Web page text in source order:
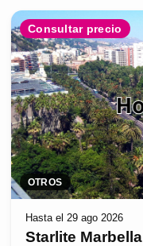
Consultar precio
OTROS
Hasta el 29 ago 2026
Starlite Marbella